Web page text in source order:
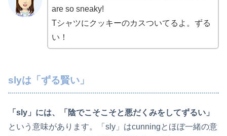
are so sneaky!
Tシャツにクッキーのカスついてるよ。ずる
い！
slyは「ずる賢い」
「sly」には、「陰でこそこそと悪だくみをしてずるい」
という意味があります。「sly」はcunningとほぼ一緒の意